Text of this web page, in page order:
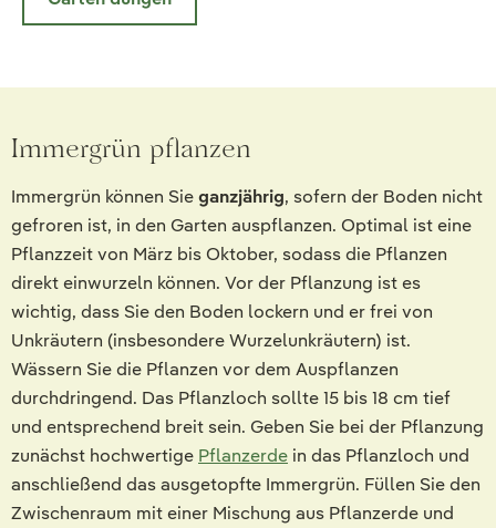
Immergrün pflanzen
Immergrün können Sieganzjährig, sofern der Boden nicht
gefroren ist, in den Garten auspflanzen. Optimal ist eine
Pflanzzeit von März bis Oktober, sodass die Pflanzen
direkt einwurzeln können. Vor der Pflanzung ist es
wichtig, dass Sie den Boden lockern und er frei von
Unkräutern (insbesondere Wurzelunkräutern) ist.
Wässern Sie die Pflanzen vor dem Auspflanzen
durchdringend. Das Pflanzloch sollte 15 bis 18 cm tief
und entsprechend breit sein. Geben Sie bei der Pflanzung
zunächst hochwertige Pflanzerde in das Pflanzloch und
anschließend das ausgetopfte Immergrün. Füllen Sie den
Zwischenraum mit einer Mischung aus Pflanzerde und